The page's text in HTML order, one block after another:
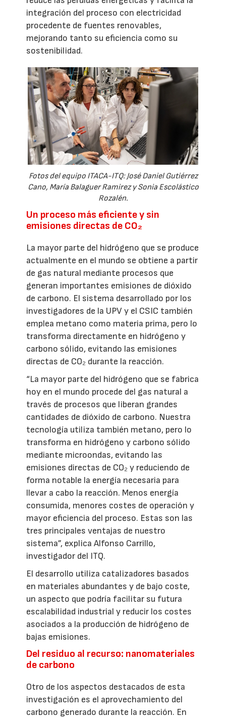
integración del proceso con electricidad
procedente de fuentes renovables,
mejorando tanto su eficiencia como su
sostenibilidad.
Fotos del equipo ITACA-ITQ: José Daniel Gutiérrez
Cano, María Balaguer Ramirez y Sonia Escolástico
Rozalén.
Un proceso más eficiente y sin
emisiones directas de CO₂
La mayor parte del hidrógeno que se produce
actualmente en el mundo se obtiene a partir
de gas natural mediante procesos que
generan importantes emisiones de dióxido
de carbono. El sistema desarrollado por los
investigadores de la UPV y el CSIC también
emplea metano como materia prima, pero lo
transforma directamente en hidrógeno y
carbono sólido, evitando las emisiones
directas de CO₂ durante la reacción.
“La mayor parte del hidrógeno que se fabrica
hoy en el mundo procede del gas natural a
través de procesos que liberan grandes
cantidades de dióxido de carbono. Nuestra
tecnología utiliza también metano, pero lo
transforma en hidrógeno y carbono sólido
mediante microondas, evitando las
emisiones directas de CO₂ y reduciendo de
forma notable la energía necesaria para
llevar a cabo la reacción. Menos energía
consumida, menores costes de operación y
mayor eficiencia del proceso. Estas son las
tres principales ventajas de nuestro
sistema”, explica Alfonso Carrillo,
investigador del ITQ.
El desarrollo utiliza catalizadores basados
en materiales abundantes y de bajo coste,
un aspecto que podría facilitar su futura
escalabilidad industrial y reducir los costes
asociados a la producción de hidrógeno de
bajas emisiones.
Del residuo al recurso: nanomateriales
de carbono
Otro de los aspectos destacados de esta
investigación es el aprovechamiento del
carbono generado durante la reacción. En